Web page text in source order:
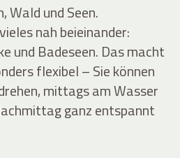
Wald und Seen.
nah beieinander:
und Badeseen. Das macht
flexibel – Sie können
mittags am Wasser
ganz entspannt